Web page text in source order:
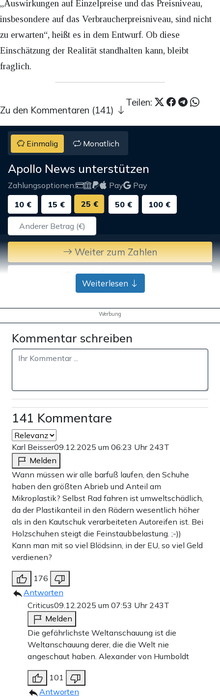
„Auswirkungen auf Einzelpreise und das Preisniveau,
insbesondere auf das Verbraucherpreisniveau, sind nicht
zu erwarten“, heißt es in dem Entwurf. Ob diese
Einschätzung der Realität standhalten kann, bleibt
fraglich.
Teilen:
Zu den Kommentaren (141)
Einmalig Monatlich
Apollo News unterstützen
Zahlungsoptionen: Pay
Pay
10 €
15 € 25 € 50 € 100 €
Weiter zum Zahlen
Bank-Überweisung
Weiterlesen
Werbung
Kommentar schreiben
141 Kommentare
Karl Beisser09.12.2025 um 06:23 Uhr 243T
Melden
Wann müssen wir alle barfuß laufen, den Schuhe
haben den größten Abrieb und Anteil am
Mikroplastik? Selbst Rad fahren ist umweltschädlich,
da der Plastikanteil in den Rädern wesentlich höher
als in den Kautschuk verarbeiteten Autoreifen ist. Bei
Holzschuhen steigt die Feinstaubbelastung. ;-))
Kann man mit so viel Blödsinn, in der EU, so viel Geld
verdienen?
176
Antworten
Criticus09.12.2025 um 07:53 Uhr 243T
Melden
Die gefährlichste Weltanschauung ist die
Weltanschauung derer, die die Welt nie
angeschaut haben. Alexander von Humboldt
101
Antworten